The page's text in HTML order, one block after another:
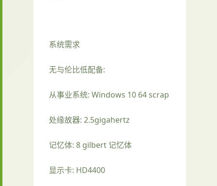
系统需求
无与伦比低配备:
从事业系统: Windows 10 64 scrap
处缘故器: 2.5gigahertz
记忆体: 8 gilbert 记忆体
显示卡: HD4400